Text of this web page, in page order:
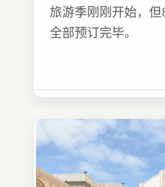
旅游季刚刚开始，
全部预订完毕。